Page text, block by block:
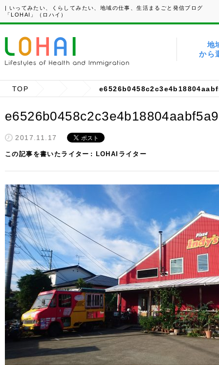
| いってみたい、くらしてみたい、地域の仕事、生活まるごと発信ブログ
「LOHAI」（ロハイ）
地
から
TOP
2017.11.17
この記事を書いたライター LOHAIライター